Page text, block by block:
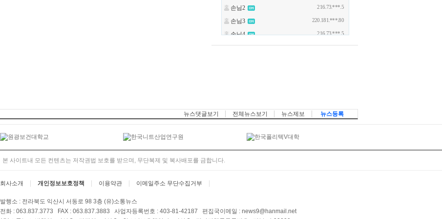
뉴스댓글보기 전체뉴스보기 뉴스제보 뉴스등록
본 사이트내 모든 컨텐츠는 저작권법 보호를 받으며, 무단복제 및 복사배포를 금합니다.
회사소개 개인정보보호정책 이용약관 이메일주소 무단수집거부
발행소 : 전라북도 익산시 서동로 98 3층 (유)소통뉴스
전화 : 063.837.3773 FAX : 063.837.3883 사업자등록번호 : 403-81-42187 편집국이메일 : news9@hanmail.net